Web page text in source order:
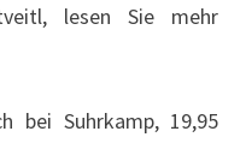
lesen Sie mehr
bei Suhrkamp, 19,95